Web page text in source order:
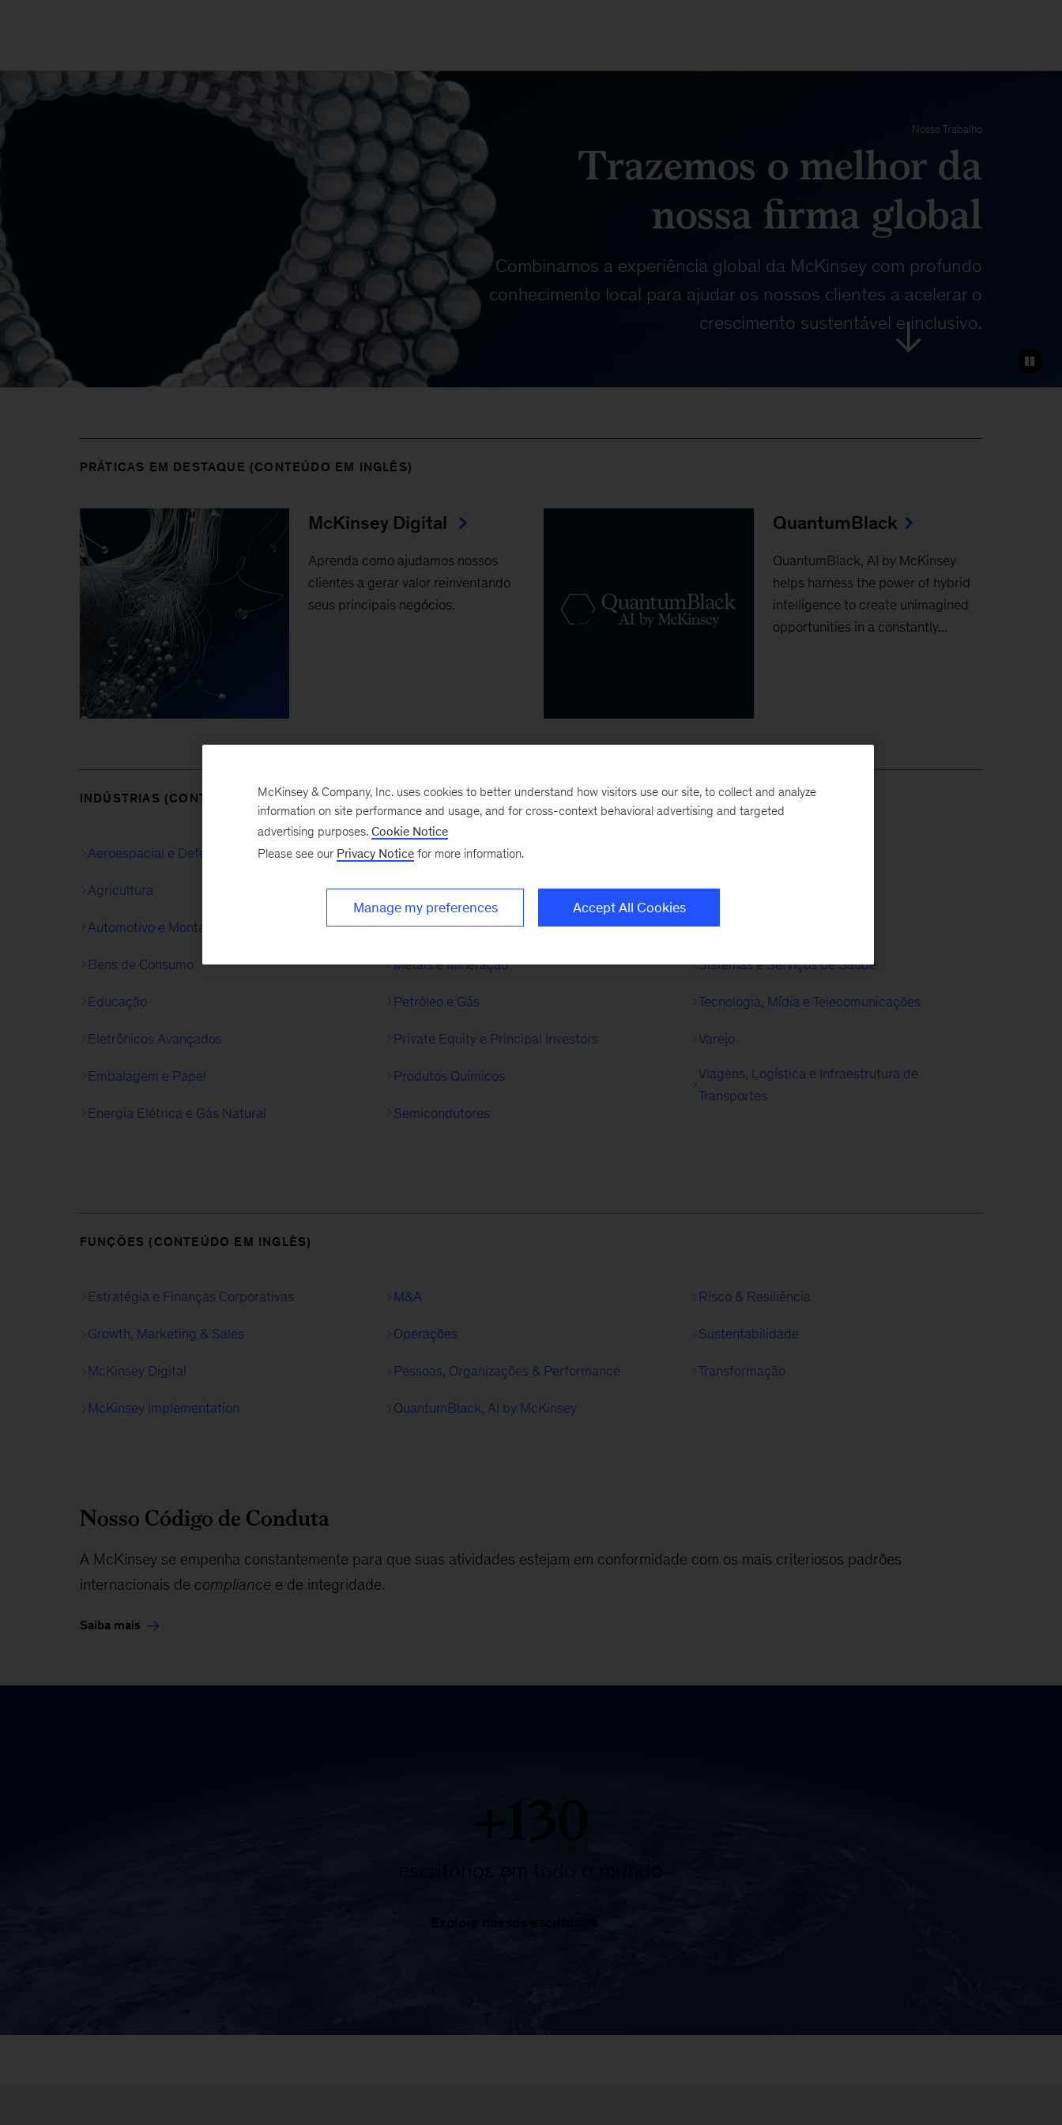
Nosso Trabalho
Trazemos o melhor da
nossa firma global
Combinamos a experiência global da McKinsey com profundo
conhecimento local para ajudar os nossos clientes a acelerar o
crescimento sustentável e inclusivo.
PRÁTICAS EM DESTAQUE (CONTEÚDO EM INGLÊS)
McKinsey Digital
Aprenda como ajudamos nossos
clientes a gerar valor reinventando
seus principais negócios.
QuantumBlack
QuantumBlack, AI by McKinsey
helps harness the power of hybrid
intelligence to create unimagined
opportunities in a constantly...
INDÚSTRIAS (CONTEÚDO EM INGLÊS)
Aeroespacial e Defesa
Agricultura
Automotivo e Montagem
Bens de Consumo
Educação
Eletrônicos Avançados
Embalagem e Papel
Energia Elétrica e Gás Natural
Engenharia, Construção e Materiais
Indústria Farmacêutica e Produtos Médicos
Mercado Imobiliário
Metais e Mineração
Petróleo e Gás
Private Equity e Principal Investors
Produtos Químicos
Semicondutores
Setor Público
Setor Social
Sistemas e Serviços de Saúde
Tecnologia, Mídia e Telecomunicações
Varejo
Viagens, Logística e Infraestrutura de
Transportes
FUNÇÕES (CONTEÚDO EM INGLÊS)
Estratégia e Finanças Corporativas
Growth, Marketing & Sales
McKinsey Digital
McKinsey Implementation
M&A
Operações
Pessoas, Organizações & Performance
QuantumBlack, AI by McKinsey
Risco & Resiliência
Sustentabilidade
Transformação
Nosso Código de Conduta
A McKinsey se empenha constantemente para que suas atividades estejam em conformidade com os mais criteriosos padrões
internacionais de compliance e de integridade.
Saiba mais
+130
escritórios em todo o mundo
Explore nossos escritórios
McKinsey & Company, Inc. uses cookies to better understand how visitors use our site, to collect and analyze
information on site performance and usage, and for cross-context behavioral advertising and targeted
advertising purposes. Cookie Notice
Please see our Privacy Notice for more information.
Manage my preferences Accept All Cookies